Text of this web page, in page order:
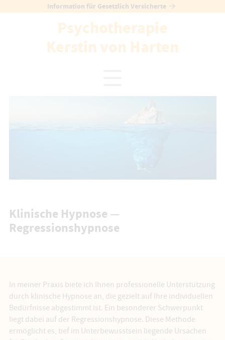
to
Information für Gesetzlich Versicherte
Psychotherapie
Kerstin von Harten
Klinische Hypnose —
Regressionshypnose
In meiner Praxis biete ich Ihnen professionelle Unterstützung
durch klinische Hypnose an, die gezielt auf Ihre individuellen
Bedürfnisse abgestimmt ist. Ein besonderer Schwerpunkt
liegt dabei auf der Regressionshypnose. Diese Methode
ermöglicht es, tief im Unterbewusstsein liegende Ursachen